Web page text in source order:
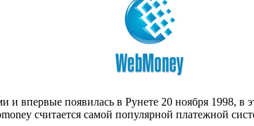
впервые появилась в Рунете 20 ноября 1998, в
считается самой популярной платежной